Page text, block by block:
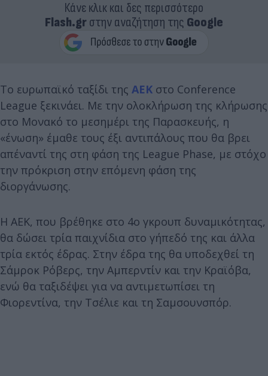
Κάνε κλικ και δες περισσότερο
Flash.grστην αναζήτηση της Google
Το ευρωπαϊκό ταξίδι της ΑΕΚ στο Conference
League ξεκινάει. Με την ολοκλήρωση της κλήρωσης
στο Μονακό το μεσημέρι της Παρασκευής, η
«ένωση» έμαθε τους έξι αντιπάλους που θα βρει
απέναντί της στη φάση της League Phase, με στόχο
την πρόκριση στην επόμενη φάση της
διοργάνωσης.
Η ΑΕΚ, που βρέθηκε στο 4ο γκρουπ δυναμικότητας,
θα δώσει τρία παιχνίδια στο γήπεδό της και άλλα
τρία εκτός έδρας. Στην έδρα της θα υποδεχθεί τη
Σάμροκ Ρόβερς, την Αμπερντίν και την Κραϊόβα,
ενώ θα ταξιδέψει για να αντιμετωπίσει τη
Φιορεντίνα, την Τσέλιε και τη Σαμσουνσπόρ.